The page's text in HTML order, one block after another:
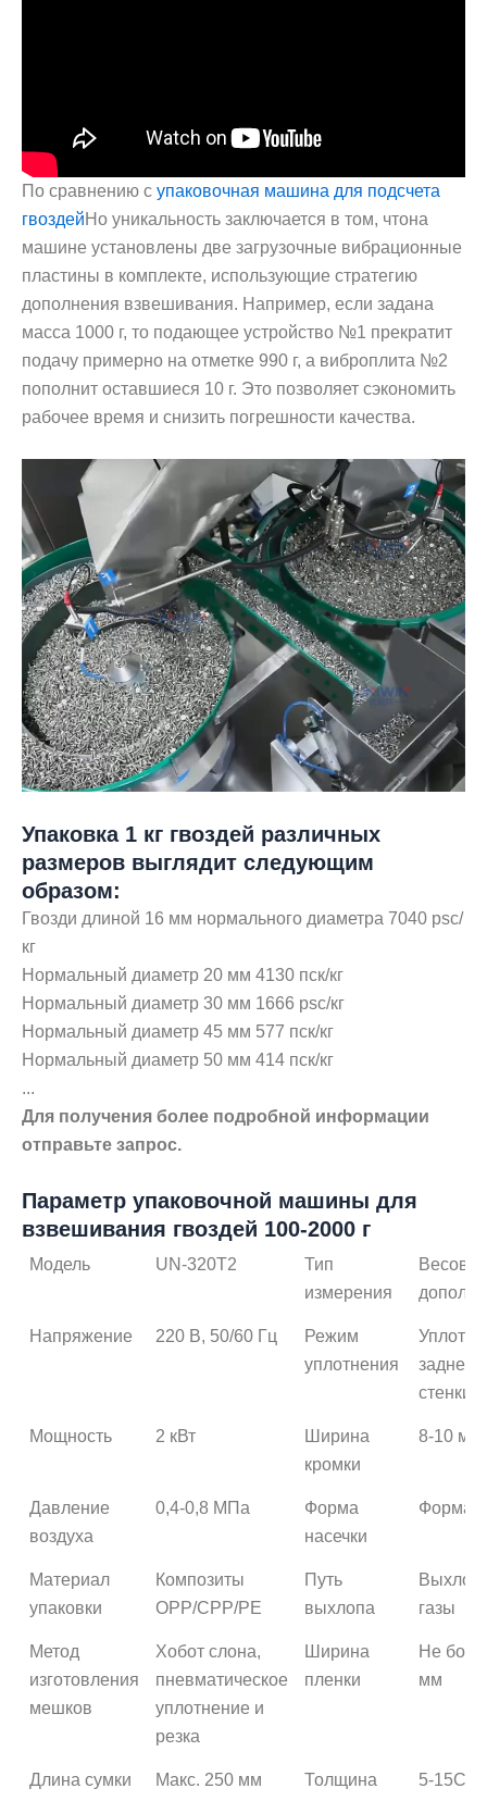
По сравнению с упаковочная машина для подсчета
гвоздейНо уникальность заключается в том, чтона
машине установлены две загрузочные вибрационные
пластины в комплекте, использующие стратегию
дополнения взвешивания. Например, если задана
масса 1000 г, то подающее устройство №1 прекратит
подачу примерно на отметке 990 г, а виброплита №2
пополнит оставшиеся 10 г. Это позволяет сэкономить
рабочее время и снизить погрешности качества.
Упаковка 1 кг гвоздей различных
размеров выглядит следующим
образом:
Гвозди длиной 16 мм нормального диаметра 7040 psc/
кг
Нормальный диаметр 20 мм 4130 пск/кг
Нормальный диаметр 30 мм 1666 psc/кг
Нормальный диаметр 45 мм 577 пск/кг
Нормальный диаметр 50 мм 414 пск/кг
...
Для получения более подробной информации
отправьте запрос.
Параметр упаковочной машины для
взвешивания гвоздей 100-2000 г
Модель UN-320T2
Тип
измерения
Напряжение 220 В, 50/60 Гц
Режим
уплотнения
задней
стенки
Мощность 2 кВт
Ширина
кромки
8-10 мм
Давление
воздуха
0,4-0,8 МПа
Форма
насечки
Форма
Материал
упаковки
Композиты
OPP/CPP/PE
Путь
выхлопа
газы
Метод
изготовления
мешков
Хобот слона,
пневматическое
уплотнение и
резка
Ширина
пленки
Не
мм
Длина сумки Макс. 250 мм
Толщина
5-15C